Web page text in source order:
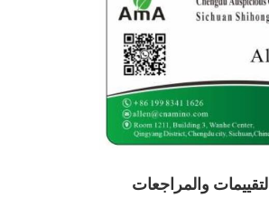
التقييمات والمراجعات